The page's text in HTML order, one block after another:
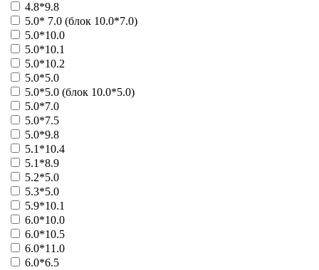
Шанс, Екатеринбург
41095 - Сейф-Лото (2005)
21076 - Игрок 21
21077 - Блиц
31049 - Джип (2003)
41032 - Орел-Решка
41118 - Сейф-Лото (2008)
31052 - Супер Шанс
31001 - Удачный денек
21032 - Кошмар
21034 - Бэтмен
4.8*9.8
5.0* 7.0 (блок 10.0*7.0)
5.0*10.0
5.0*10.1
5.0*10.2
5.0*5.0
5.0*5.0 (блок 10.0*5.0)
5.0*7.0
5.0*7.5
5.0*9.8
5.1*10.4
5.1*8.9
5.2*5.0
5.3*5.0
5.9*10.1
6.0*10.0
6.0*10.5
6.0*11.0
6.0*6.5